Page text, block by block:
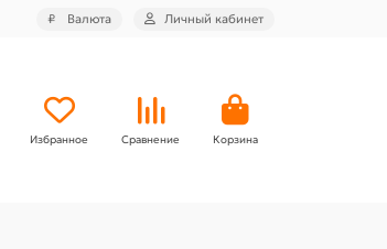
₽ Валюта Личный кабинет
Избранное Сравнение Корзина